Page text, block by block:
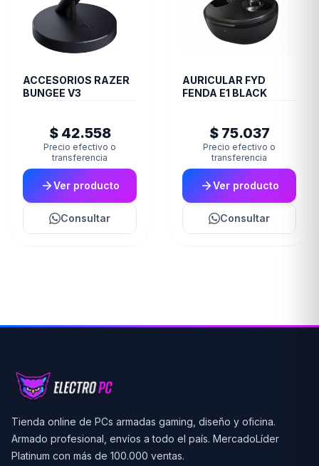
ACCESORIOS RAZER
BUNGEE V3
$ 42.558
Precio efectivo o
transferencia
Ver producto
Consultar
AURICULAR FYD
FENDA E1 BLACK
$ 75.037
Precio efectivo o
transferencia
Ver producto
Consultar
Tienda online de PCs armadas gaming, diseño y oficina.
Armado profesional, envíos a todo el país. MercadoLíder
Platinum con más de 100.000 ventas.